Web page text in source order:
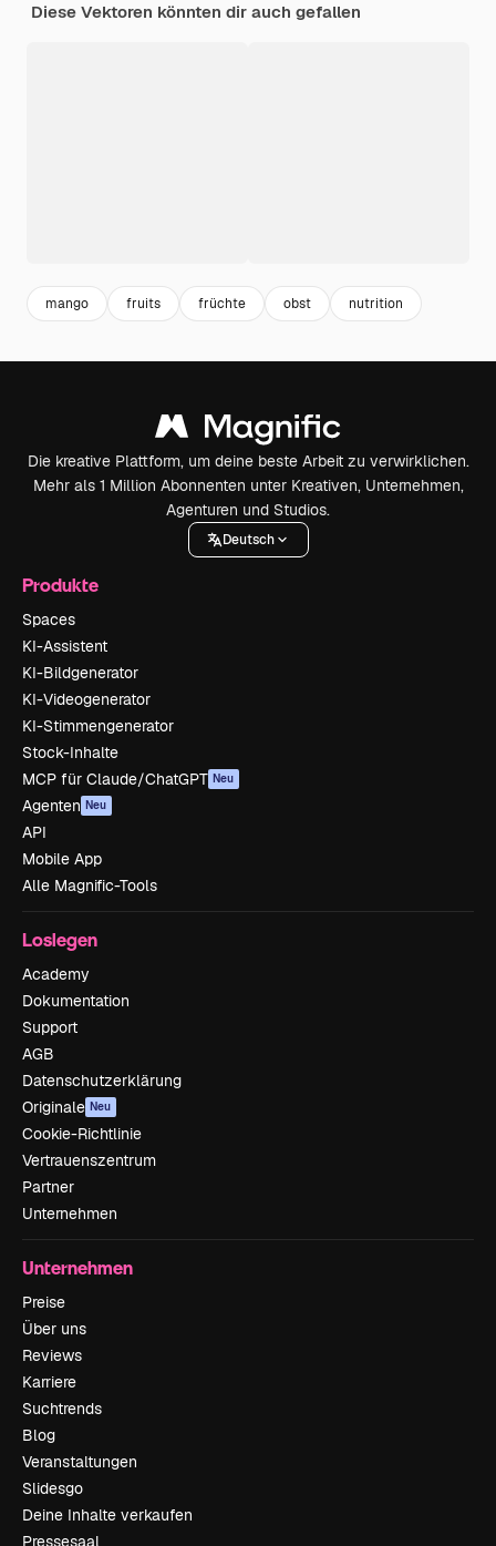
Diese Vektoren könnten dir auch gefallen
mango fruits früchte obst nutrition
Die kreative Plattform, um deine beste Arbeit zu verwirklichen.
Mehr als 1 Million Abonnenten unter Kreativen, Unternehmen,
Agenturen und Studios.
Deutsch
Produkte
Spaces
KI-Assistent
KI-Bildgenerator
KI-Videogenerator
KI-Stimmengenerator
Stock-Inhalte
MCP für Claude/ChatGPT Neu
Agenten Neu
API
Mobile App
Alle Magnific-Tools
Loslegen
Academy
Dokumentation
Support
AGB
Datenschutzerklärung
Originale Neu
Cookie-Richtlinie
Vertrauenszentrum
Partner
Unternehmen
Unternehmen
Preise
Über uns
Reviews
Karriere
Suchtrends
Blog
Veranstaltungen
Slidesgo
Deine Inhalte verkaufen
Pressesaal